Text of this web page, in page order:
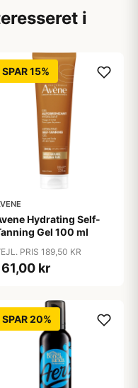
i
SPAR 15%
Hydrating Self-
Gel 100 ml
PRIS 189,50 KR
kr
SPAR 20%